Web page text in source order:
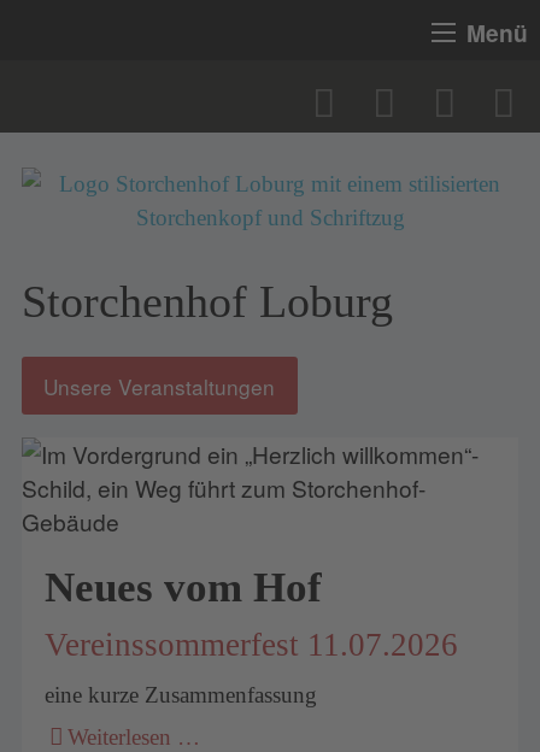
Menü
Storchenhof Loburg
Unsere Veranstaltungen
Neues vom Hof
Vereinssommerfest 11.07.2026
eine kurze Zusammenfassung
Weiterlesen …